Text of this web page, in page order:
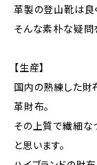
革製の登山靴は良
そんな素朴な疑問
【生産】
国内の熟練した財
革財布。
その上質で繊細な
と思います。